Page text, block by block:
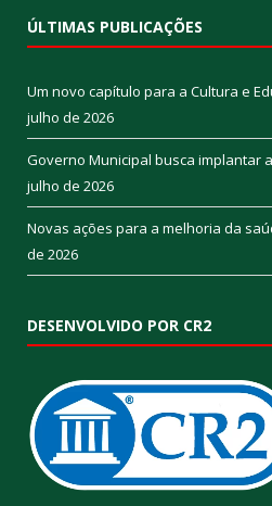
ÚLTIMAS PUBLICAÇÕES
Um novo capítulo para a Cultura e
julho de 2026
Governo Municipal busca implantar
julho de 2026
Novas ações para a melhoria da
de 2026
DESENVOLVIDO POR CR2